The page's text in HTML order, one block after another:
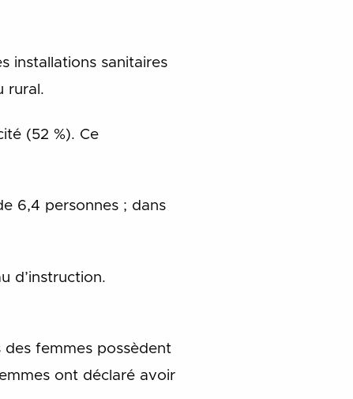
installations sanitaires
rural.
(52 %). Ce
6,4 personnes ; dans
d’instruction.
des femmes possèdent
ont déclaré avoir